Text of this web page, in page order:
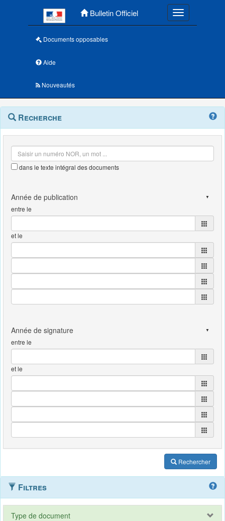
Bulletin Officiel Toggle
Documents opposables
Aide
Nouveautés
Navigation
outils
Menu
contextuel
Recherche
dans le texte intégral des documents
entre le
et le
entre le
et le
Rechercher
Filtres
Type de document